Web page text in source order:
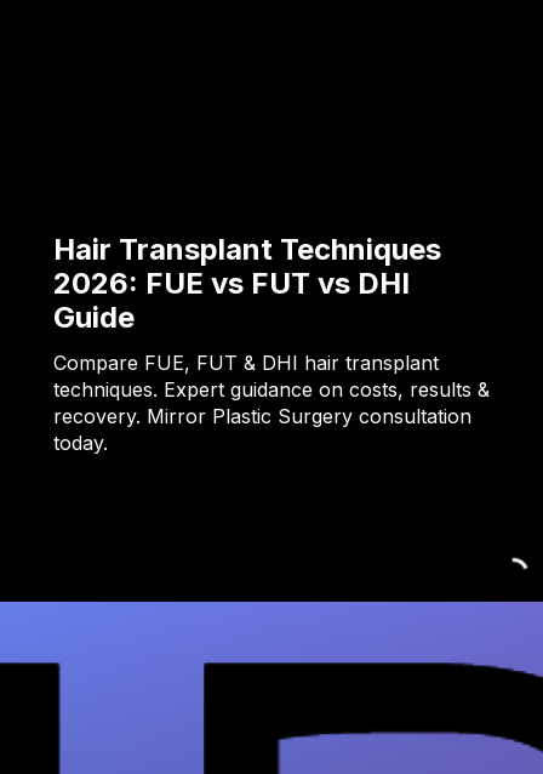
Hair Transplant Techniques
2026: FUE vs FUT vs DHI
Guide
Compare FUE, FUT & DHI hair transplant
techniques. Expert guidance on costs, results &
recovery. Mirror Plastic Surgery consultation
today.